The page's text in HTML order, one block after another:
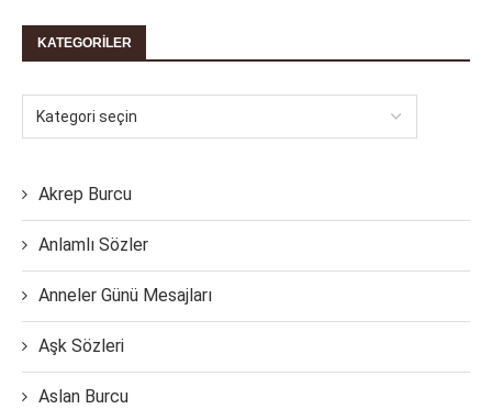
KATEGORILER
Akrep Burcu
Anlamlı Sözler
Anneler Günü Mesajları
Aşk Sözleri
Aslan Burcu